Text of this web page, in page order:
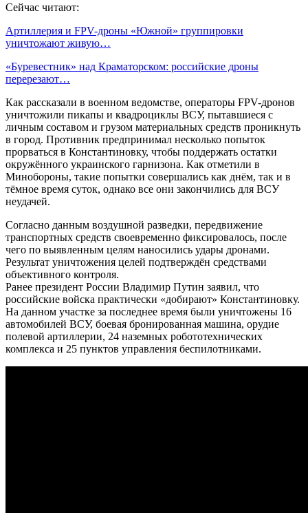
Сейчас читают:
Артиллерия и FPV-дроны «Южной» группировки
уничтожают живую…
«Буревестник» над Краматорском: российские дроны
перерезают…
Как рассказали в военном ведомстве, операторы FPV-дронов
уничтожили пикапы и квадроциклы ВСУ, пытавшиеся с
личным составом и грузом материальных средств проникнуть
в город. Противник предпринимал несколько попыток
прорваться в Константиновку, чтобы поддержать остатки
окружённого украинского гарнизона. Как отметили в
Минобороны, такие попытки совершались как днём, так и в
тёмное время суток, однако все они закончились для ВСУ
неудачей.
Согласно данным воздушной разведки, передвижение
транспортных средств своевременно фиксировалось, после
чего по выявленным целям наносились удары дронами.
Результат уничтожения целей подтверждён средствами
объективного контроля.
Ранее президент России Владимир Путин заявил, что
российские войска практически «добирают» Константиновку.
На данном участке за последнее время были уничтожены 16
автомобилей ВСУ, боевая бронированная машина, орудие
полевой артиллерии, 24 наземных робототехнических
комплекса и 25 пунктов управления беспилотниками.